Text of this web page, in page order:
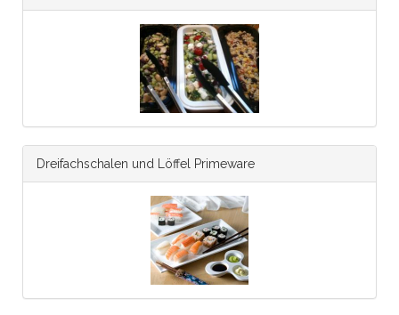
Dreifachschalen und Löffel Primeware